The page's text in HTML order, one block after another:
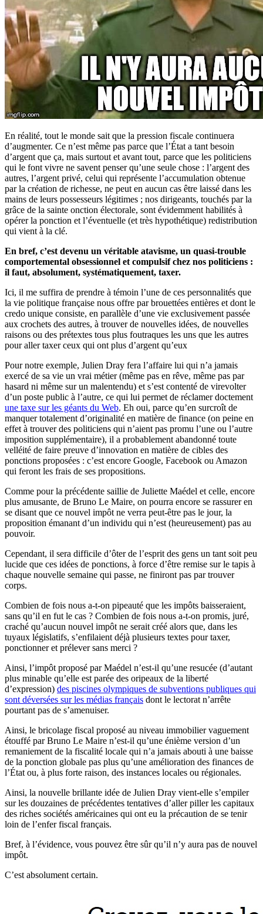
En réalité, tout le monde sait que la pression fiscale continuera
d’augmenter. Ce n’est même pas parce que l’État a tant besoin
d’argent que ça, mais surtout et avant tout, parce que les politiciens
qui le font vivre ne savent penser qu’une seule chose : l’argent des
autres, l’argent privé, celui qui représente l’accumulation obtenue
par la création de richesse, ne peut en aucun cas être laissé dans les
mains de leurs possesseurs légitimes ; nos dirigeants, touchés par la
grâce de la sainte onction électorale, sont évidemment habilités à
opérer la ponction et l’éventuelle (et très hypothétique) redistribution
qui vient à la clé.
En bref, c’est devenu un véritable atavisme, un quasi-trouble
comportemental obsessionnel et compulsif chez nos politiciens :
il faut, absolument, systématiquement, taxer.
Ici, il me suffira de prendre à témoin l’une de ces personnalités que
la vie politique française nous offre par brouettées entières et dont le
credo unique consiste, en parallèle d’une vie exclusivement passée
aux crochets des autres, à trouver de nouvelles idées, de nouvelles
raisons ou des prétextes tous plus foutraques les uns que les autres
pour aller taxer ceux qui ont plus d’argent qu’eux
Pour notre exemple, Julien Dray fera l’affaire lui qui n’a jamais
exercé de sa vie un vrai métier (même pas en rêve, même pas par
hasard ni même sur un malentendu) et s’est contenté de virevolter
d’un poste public à l’autre, ce qui lui permet de réclamer doctement
une taxe sur les géants du Web. Eh oui, parce qu’en surcroît de
manquer totalement d’originalité en matière de finance (on peine en
effet à trouver des politiciens qui n’aient pas promu l’une ou l’autre
imposition supplémentaire), il a probablement abandonné toute
velléité de faire preuve d’innovation en matière de cibles des
ponctions proposées : c’est encore Google, Facebook ou Amazon
qui feront les frais de ses propositions.
Comme pour la précédente saillie de Juliette Maédel et celle, encore
plus amusante, de Bruno Le Maire, on pourra encore se rassurer en
se disant que ce nouvel impôt ne verra peut-être pas le jour, la
proposition émanant d’un individu qui n’est (heureusement) pas au
pouvoir.
Cependant, il sera difficile d’ôter de l’esprit des gens un tant soit peu
lucide que ces idées de ponctions, à force d’être remise sur le tapis à
chaque nouvelle semaine qui passe, ne finiront pas par trouver
corps.
Combien de fois nous a-t-on pipeauté que les impôts baisseraient,
sans qu’il en fut le cas ? Combien de fois nous a-t-on promis, juré,
craché qu’aucun nouvel impôt ne serait créé alors que, dans les
tuyaux législatifs, s’enfilaient déjà plusieurs textes pour taxer,
ponctionner et prélever sans merci ?
Ainsi, l’impôt proposé par Maédel n’est-il qu’une resucée (d’autant
plus minable qu’elle est parée des oripeaux de la liberté
d’expression) des piscines olympiques de subventions publiques qui
sont déversées sur les médias français dont le lectorat n’arrête
pourtant pas de s’amenuiser.
Ainsi, le bricolage fiscal proposé au niveau immobilier vaguement
étouffé par Bruno Le Maire n’est-il qu’une énième version d’un
remaniement de la fiscalité locale qui n’a jamais abouti à une baisse
de la ponction globale pas plus qu’une amélioration des finances de
l’État ou, à plus forte raison, des instances locales ou régionales.
Ainsi, la nouvelle brillante idée de Julien Dray vient-elle s’empiler
sur les douzaines de précédentes tentatives d’aller piller les capitaux
des riches sociétés américaines qui ont eu la précaution de se tenir
loin de l’enfer fiscal français.
Bref, à l’évidence, vous pouvez être sûr qu’il n’y aura pas de nouvel
impôt.
C’est absolument certain.